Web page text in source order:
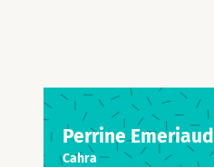
Perrine Emeriaud
Cahra